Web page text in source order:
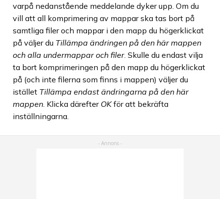
varpå nedanstående meddelande dyker upp. Om du
vill att all komprimering av mappar ska tas bort på
samtliga filer och mappar i den mapp du högerklickat
på väljer du Tillämpa ändringen på den här mappen
och alla undermappar och filer. Skulle du endast vilja
ta bort komprimeringen på den mapp du högerklickat
på (och inte filerna som finns i mappen) väljer du
istället Tillämpa endast ändringarna på den här
mappen . Klicka därefter OKför att bekräfta
inställningarna.